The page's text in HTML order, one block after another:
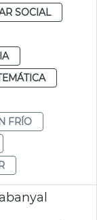
SOCIAL
FRÍO